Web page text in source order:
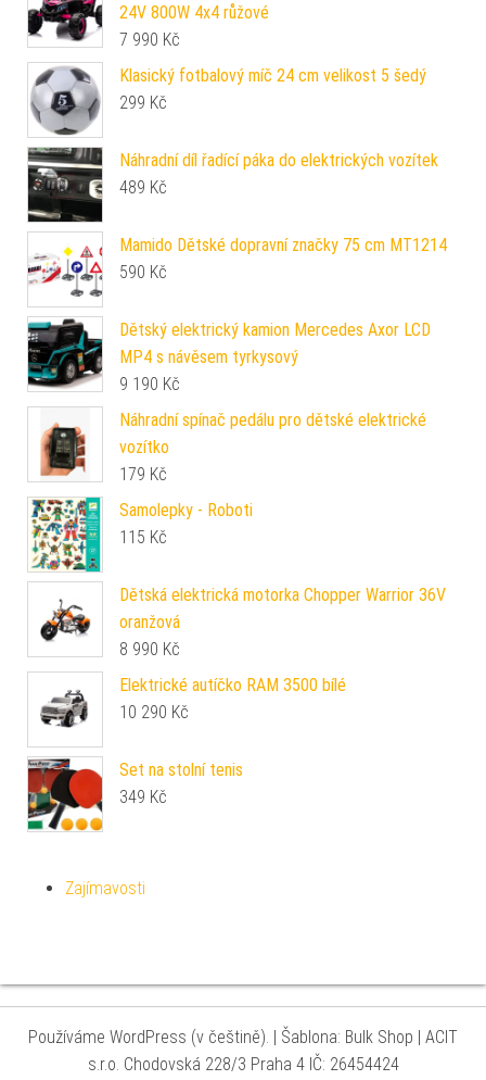
24V 800W 4x4 růžové
7 990 Kč
Klasický fotbalový míč 24 cm velikost 5 šedý
299 Kč
Náhradní díl řadící páka do elektrických vozítek
489 Kč
Mamido Dětské dopravní značky 75 cm MT1214
590 Kč
Dětský elektrický kamion Mercedes Axor LCD
MP4 s návěsem tyrkysový
9 190 Kč
Náhradní spínač pedálu pro dětské elektrické
vozítko
179 Kč
Samolepky - Roboti
115 Kč
Dětská elektrická motorka Chopper Warrior 36V
oranžová
8 990 Kč
Elektrické autíčko RAM 3500 bílé
10 290 Kč
Set na stolní tenis
349 Kč
Zajímavosti
Používáme WordPress (v češtině). | Šablona: Bulk Shop | ACIT
s.r.o. Chodovská 228/3 Praha 4 IČ: 26454424